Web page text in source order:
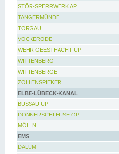
STÖR-SPERRWERK AP
TANGERMÜNDE
TORGAU
VOCKERODE
WEHR GEESTHACHT UP
WITTENBERG
WITTENBERGE
ZOLLENSPIEKER
ELBE-LÜBECK-KANAL
BÜSSAU UP
DONNERSCHLEUSE OP
MÖLLN
EMS
DALUM